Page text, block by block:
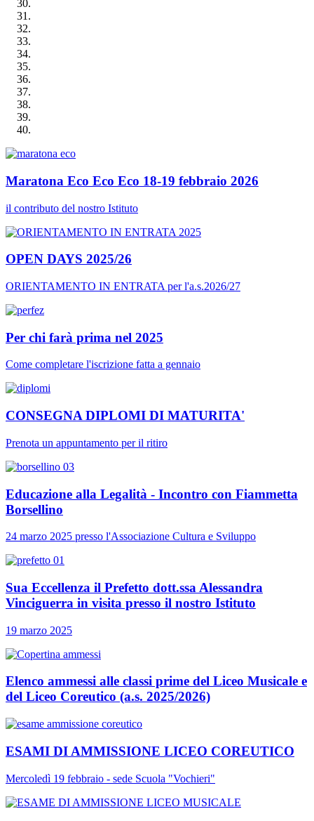
Maratona Eco Eco Eco 18-19 febbraio 2026
il contributo del nostro Istituto
OPEN DAYS 2025/26
ORIENTAMENTO IN ENTRATA per l'a.s.2026/27
Per chi farà prima nel 2025
Come completare l'iscrizione fatta a gennaio
CONSEGNA DIPLOMI DI MATURITA'
Prenota un appuntamento per il ritiro
Educazione alla Legalità - Incontro con Fiammetta
Borsellino
24 marzo 2025 presso l'Associazione Cultura e Sviluppo
Sua Eccellenza il Prefetto dott.ssa Alessandra
Vinciguerra in visita presso il nostro Istituto
19 marzo 2025
Elenco ammessi alle classi prime del Liceo Musicale e
del Liceo Coreutico (a.s. 2025/2026)
ESAMI DI AMMISSIONE LICEO COREUTICO
Mercoledì 19 febbraio - sede Scuola "Vochieri"